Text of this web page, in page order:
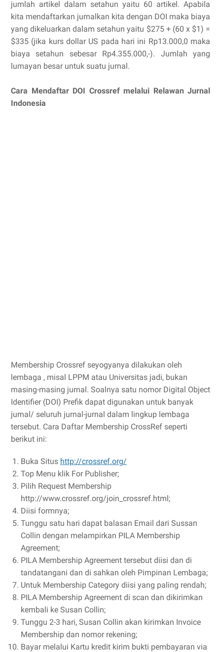
jumlah artikel dalam setahun yaitu 60 artikel. Apabila
kita mendaftarkan jurnalkan kita dengan DOI maka biaya
yang dikeluarkan dalam setahun yaitu $275 + (60 x $1) =
$335 (jika kurs dollar US pada hari ini Rp13.000,0 maka
biaya setahun sebesar Rp4.355.000,-). Jumlah yang
lumayan besar untuk suatu jurnal.
Cara Mendaftar DOI Crossref melalui Relawan Jurnal
Indonesia
Membership Crossref seyogyanya dilakukan oleh
lembaga , misal LPPM atau Universitas jadi, bukan
masing-masing jurnal. Soalnya satu nomor Digital Object
Identifier (DOI) Prefik dapat digunakan untuk banyak
jurnal/ seluruh jurnal-jurnal dalam lingkup lembaga
tersebut. Cara Daftar Membership CrossRef seperti
berikut ini:
Buka Situs http://crossref.org/
Top Menu klik For Publisher;
Pilih Request Membership
http://www.crossref.org/join_crossref.html;
Diisi formnya;
Tunggu satu hari dapat balasan Email dari Sussan
Collin dengan melampirkan PILA Membership
Agreement;
PILA Membership Agreement tersebut diisi dan di
tandatangani dan di sahkan oleh Pimpinan Lembaga;
Untuk Membership Category diisi yang paling rendah;
PILA Membership Agreement di scan dan dikirimkan
kembali ke Susan Collin;
Tunggu 2-3 hari, Susan Collin akan kirimkan Invoice
Membership dan nomor rekening;
Bayar melalui Kartu kredit kirim bukti pembayaran via